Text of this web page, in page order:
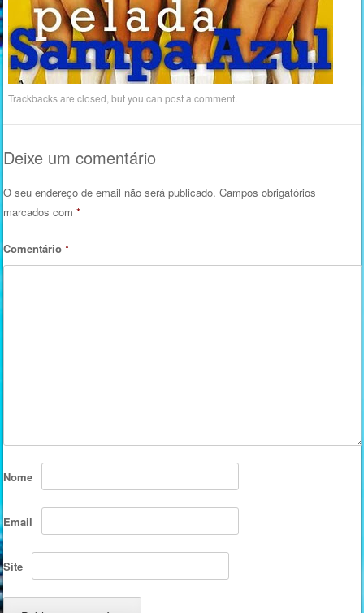
Trackbacks are closed, but you canpost a comment
Deixe um comentário
O seu endereço de email não será publicado. Campos obrigatórios
marcados com*
Comentário*
Nome
Email
Site